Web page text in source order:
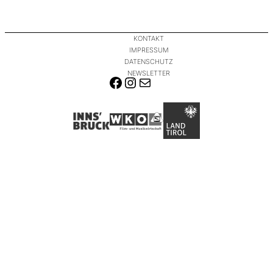
KONTAKT
IMPRESSUM
DATENSCHUTZ
NEWSLETTER
FACEBOOK
INSTAGRAM
E-MAIL